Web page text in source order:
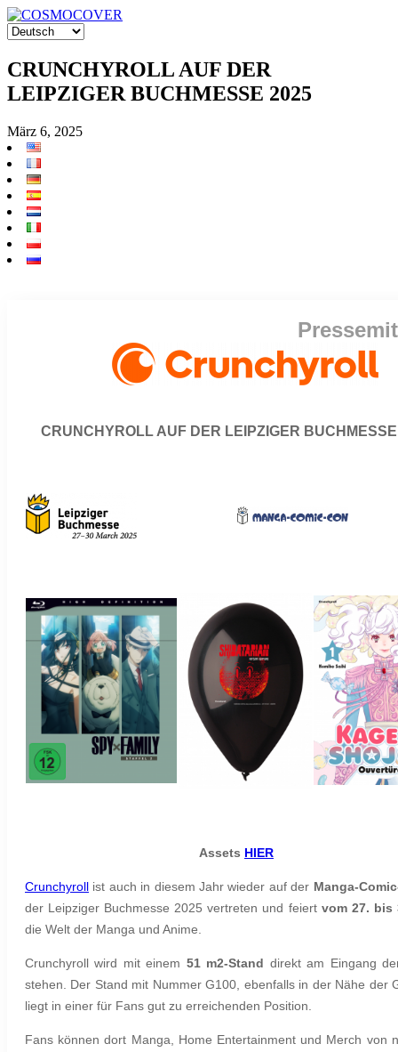
CRUNCHYROLL AUF DER
LEIPZIGER BUCHMESSE 2025
März 6, 2025
CRUNCHYROLL AUF DER LEIPZIGER
Assets HIER
Crunchyroll ist auch in diesem Jahr wieder auf der Manga-
der Leipziger Buchmesse 2025 vertreten und feiertvom 27. bis
die Welt der Manga und Anime.
Crunchyroll wird mit einem 51 m2-Stand direkt am Eingang
stehen. Der Stand mit Nummer G100, ebenfalls in der Nähe der
liegt in einer für Fans gut zu erreichenden Position.
Fans können dort Manga, Home Entertainment und Merch von